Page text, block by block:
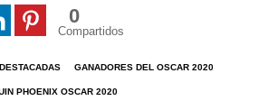
0
Compartidos
DESTACADAS GANADORES DEL OSCAR 2020
PHOENIX OSCAR 2020